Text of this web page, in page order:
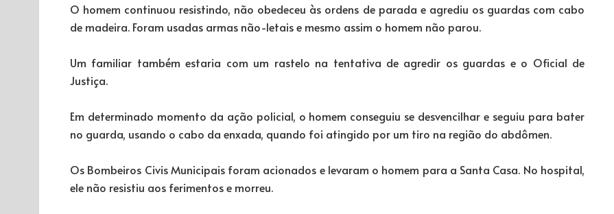
O homem continuou resistindo, não obedeceu às ordens de parada e agrediu os guardas com cabo
de madeira. Foram usadas armas não-letais e mesmo assim o homem não parou.
Um familiar também estaria com um rastelo na tentativa de agredir os guardas e o Oficial de
Justiça.
Em determinado momento da ação policial, o homem conseguiu se desvencilhar e seguiu para bater
no guarda, usando o cabo da enxada, quando foi atingido por um tiro na região do abdômen.
Os Bombeiros Civis Municipais foram acionados e levaram o homem para a Santa Casa. No hospital,
ele não resistiu aos ferimentos e morreu.